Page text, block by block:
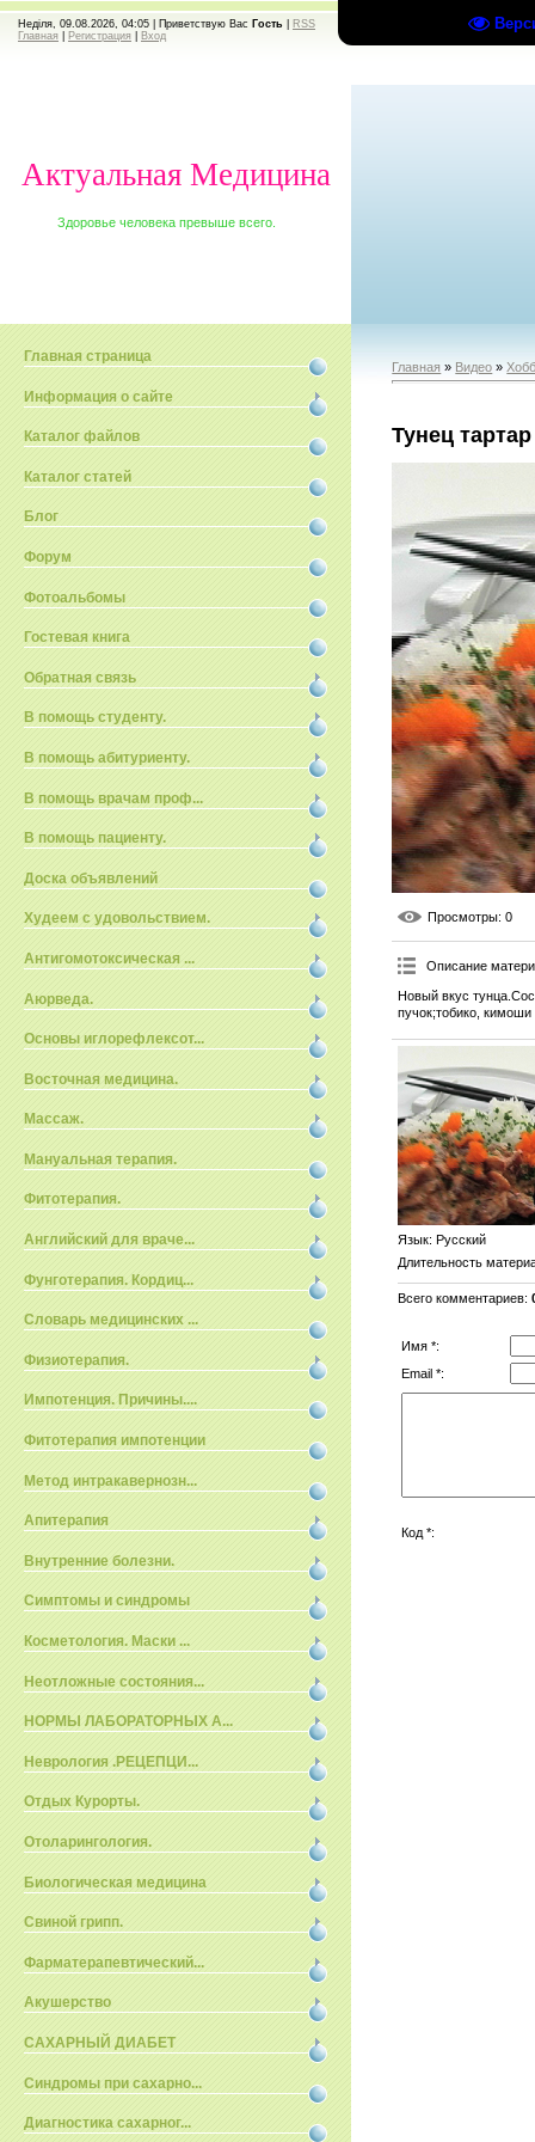
Неділя, 09.08.2026, 04:05 | Приветствую Вас Гость
RSS
Главная
Регистрация Вход
Актуальная Медицина
Здоровье человека превыше всего.
Главная страница
Информация о сайте
Каталог файлов
Каталог статей
Блог
Форум
Фотоальбомы
Гостевая книга
Обратная связь
В помощь студенту.
В помощь абитуриенту.
В помощь врачам проф...
В помощь пациенту.
Доска объявлений
Худеем с удовольствием.
Антигомотоксическая ...
Аюрведа.
Основы иглорефлексот...
Восточная медицина.
Массаж.
Мануальная терапия.
Фитотерапия.
Английский для враче...
Фунготерапия. Кордиц...
Словарь медицинских ...
Физиотерапия.
Импотенция. Причины....
Фитотерапия импотенции
Метод интракавернозн...
Апитерапия
Внутренние болезни.
Симптомы и синдромы
Косметология. Маски ...
Неотложные состояния...
НОРМЫ ЛАБОРАТОРНЫХ А...
Неврология .РЕЦЕПЦИ...
Отдых Курорты.
Отоларингология.
Биологическая медицина
Свиной грипп.
Фарматерапевтический...
Акушерство
САХАРНЫЙ ДИАБЕТ
Синдромы при сахарно...
Диагностика сахарног...
Главная » Видео »
Тунец тартар
Просмотры: 0
Описание
Новый вкус
пучок;тобико,
Язык: Русский
Длительность
Всего комментариев:
Имя *:
Email *:
Код *: